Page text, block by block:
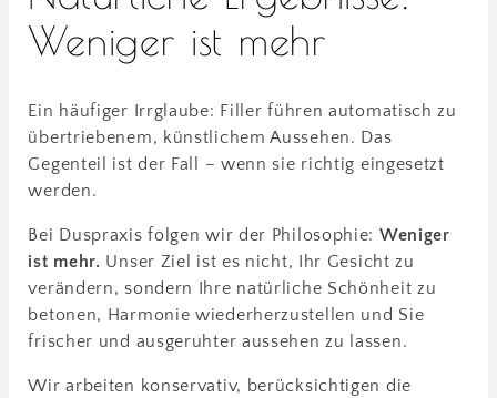
Weniger ist mehr
Ein häufiger Irrglaube: Filler führen automatisch zu
übertriebenem, künstlichem Aussehen. Das
Gegenteil ist der Fall – wenn sie richtig eingesetzt
werden.
Bei Duspraxis folgen wir der Philosophie: Weniger
ist mehr. Unser Ziel ist es nicht, Ihr Gesicht zu
verändern, sondern Ihre natürliche Schönheit zu
betonen, Harmonie wiederherzustellen und Sie
frischer und ausgeruhter aussehen zu lassen.
Wir arbeiten konservativ, berücksichtigen die